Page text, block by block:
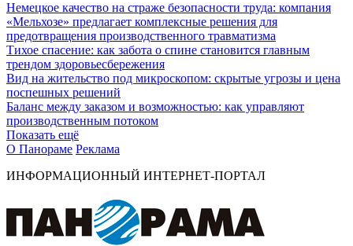
Немецкое качество на страже безопасности труда: компания
«Мельхозе» предлагает комплексные решения для
предотвращения производственного травматизма
Тихое спасение: как забота о спине становится главным
трендом здоровьесбережения
Вид на жительство под микроскопом: скрытые угрозы и цена
поспешных решений
Баланс между заказом и возможностью: как управляют
производственным потоком
Показать ещё
О Панораме Реклама
ИНФОРМАЦИОННЫЙ ИНТЕРНЕТ-ПОРТАЛ